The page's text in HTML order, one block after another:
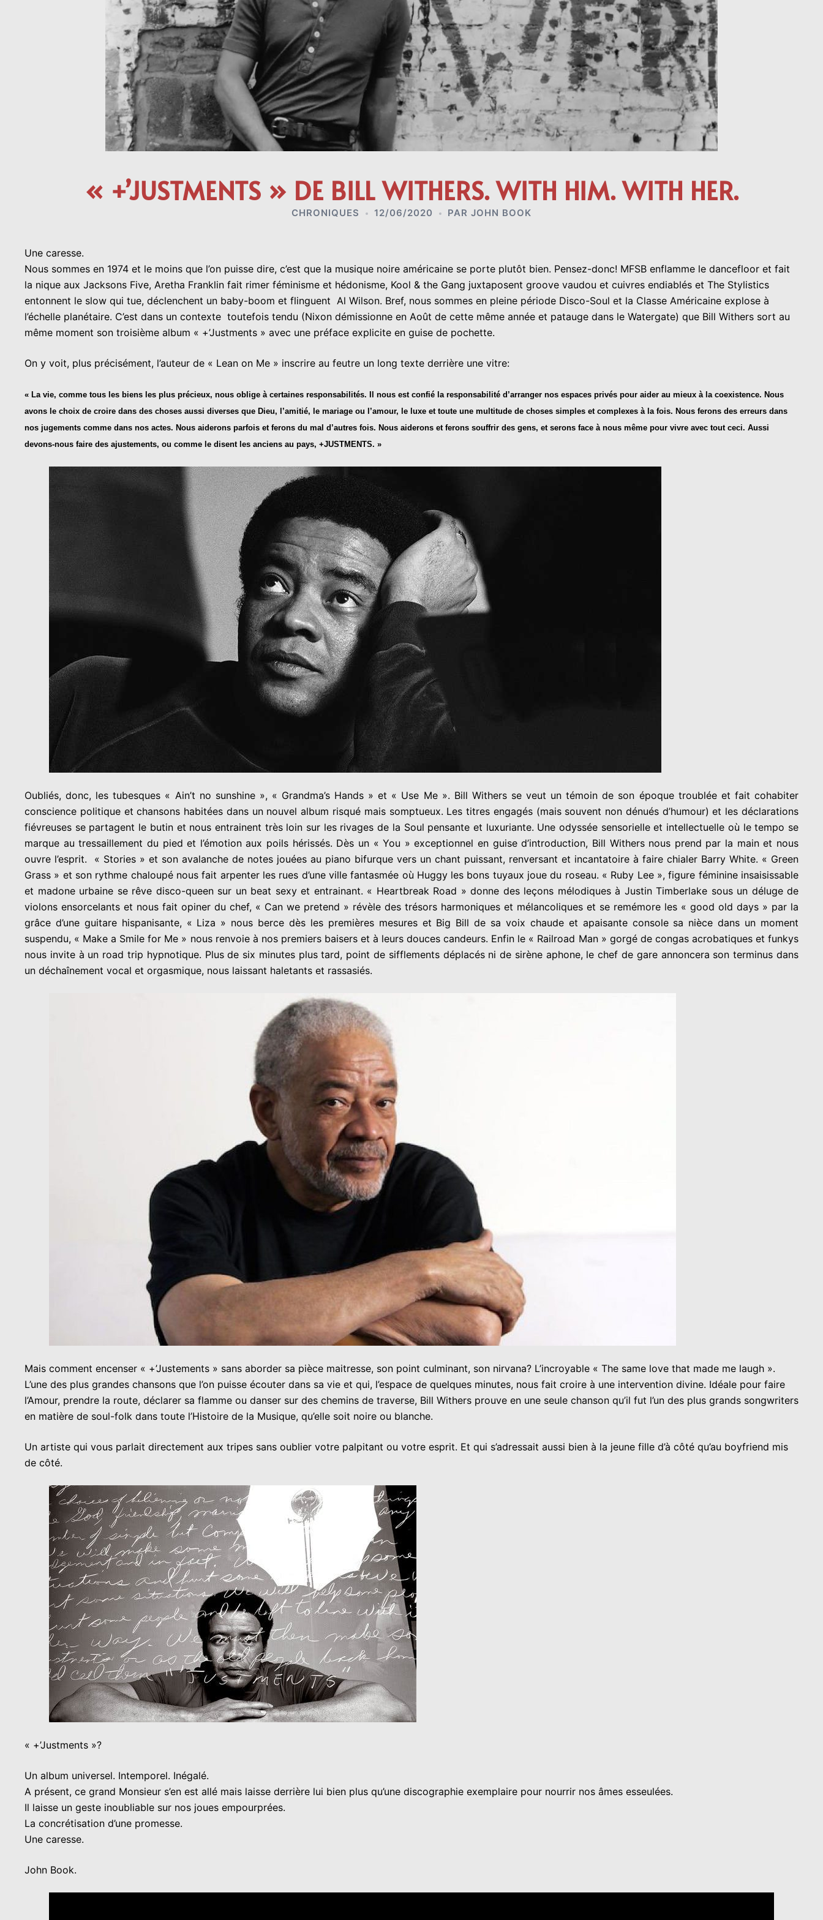
« +’JUSTMENTS » DE BILL WITHERS. WITH HIM. WITH HER.
CHRONIQUES 12/06/2020 PAR JOHN BOOK
Une caresse.
Nous sommes en 1974 et le moins que l’on puisse dire, c’est que la musique noire américaine se porte plutôt bien. Pensez-donc! MFSB enflamme le dancefloor et fait
la nique aux Jacksons Five, Aretha Franklin fait rimer féminisme et hédonisme, Kool & the Gang juxtaposent groove vaudou et cuivres endiablés et The Stylistics
entonnent le slow qui tue, déclenchent un baby-boom et flinguent Al Wilson. Bref, nous sommes en pleine période Disco-Soul et la Classe Américaine explose à
l’échelle planétaire. C’est dans un contexte toutefois tendu (Nixon démissionne en Août de cette même année et patauge dans le Watergate) que Bill Withers sort au
même moment son troisième album « +’Justments » avec une préface explicite en guise de pochette.
On y voit, plus précisément, l’auteur de « Lean on Me » inscrire au feutre un long texte derrière une vitre:
« La vie, comme tous les biens les plus précieux, nous oblige à certaines responsabilités. Il nous est confié la responsabilité d’arranger nos espaces privés pour aider au mieux à la coexistence. Nous
avons le choix de croire dans des choses aussi diverses que Dieu, l’amitié, le mariage ou l’amour, le luxe et toute une multitude de choses simples et complexes à la fois. Nous ferons des erreurs dans
nos jugements comme dans nos actes. Nous aiderons parfois et ferons du mal d’autres fois. Nous aiderons et ferons souffrir des gens, et serons face à nous même pour vivre avec tout ceci. Aussi
devons-nous faire des ajustements, ou comme le disent les anciens au pays, +JUSTMENTS. »
Oubliés, donc, les tubesques « Ain’t no sunshine », « Grandma’s Hands » et « Use Me ». Bill Withers se veut un témoin de son époque troublée et fait cohabiter
conscience politique et chansons habitées dans un nouvel album risqué mais somptueux. Les titres engagés (mais souvent non dénués d’humour) et les déclarations
fiévreuses se partagent le butin et nous entrainent très loin sur les rivages de la Soul pensante et luxuriante. Une odyssée sensorielle et intellectuelle où le tempo se
marque au tressaillement du pied et l’émotion aux poils hérissés. Dès un « You » exceptionnel en guise d’introduction, Bill Withers nous prend par la main et nous
ouvre l’esprit. « Stories » et son avalanche de notes jouées au piano bifurque vers un chant puissant, renversant et incantatoire à faire chialer Barry White. « Green
Grass » et son rythme chaloupé nous fait arpenter les rues d’une ville fantasmée où Huggy les bons tuyaux joue du roseau. « Ruby Lee », figure féminine insaisissable
et madone urbaine se rêve disco-queen sur un beat sexy et entrainant. « Heartbreak Road » donne des leçons mélodiques à Justin Timberlake sous un déluge de
violons ensorcelants et nous fait opiner du chef, « Can we pretend » révèle des trésors harmoniques et mélancoliques et se remémore les « good old days » par la
grâce d’une guitare hispanisante, « Liza » nous berce dès les premières mesures et Big Bill de sa voix chaude et apaisante console sa nièce dans un moment
suspendu, « Make a Smile for Me » nous renvoie à nos premiers baisers et à leurs douces candeurs. Enfin le « Railroad Man » gorgé de congas acrobatiques et funkys
nous invite à un road trip hypnotique. Plus de six minutes plus tard, point de sifflements déplacés ni de sirène aphone, le chef de gare annoncera son terminus dans
un déchaînement vocal et orgasmique, nous laissant haletants et rassasiés.
Mais comment encenser « +’Justements » sans aborder sa pièce maitresse, son point culminant, son nirvana? L’incroyable « The same love that made me laugh ».
L’une des plus grandes chansons que l’on puisse écouter dans sa vie et qui, l’espace de quelques minutes, nous fait croire à une intervention divine. Idéale pour faire
l’Amour, prendre la route, déclarer sa flamme ou danser sur des chemins de traverse, Bill Withers prouve en une seule chanson qu’il fut l’un des plus grands songwriters
en matière de soul-folk dans toute l’Histoire de la Musique, qu’elle soit noire ou blanche.
Un artiste qui vous parlait directement aux tripes sans oublier votre palpitant ou votre esprit. Et qui s’adressait aussi bien à la jeune fille d’à côté qu’au boyfriend mis
de côté.
« +’Justments »?
Un album universel. Intemporel. Inégalé.
A présent, ce grand Monsieur s’en est allé mais laisse derrière lui bien plus qu’une discographie exemplaire pour nourrir nos âmes esseulées.
Il laisse un geste inoubliable sur nos joues empourprées.
La concrétisation d’une promesse.
Une caresse.
John Book.